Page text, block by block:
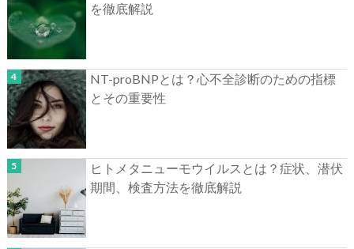
を徹底解説
NT-proBNPとは？心不全診断のための指標
とその重要性
ヒトメタニューモウイルスとは？症状、潜伏
期間、検査方法を徹底解説